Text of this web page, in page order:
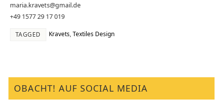
maria.kravets@gmail.de
+49 1577 29 17 019
TAGGED Kravets,Textiles Design
OBACHT! AUF SOCIAL MEDIA